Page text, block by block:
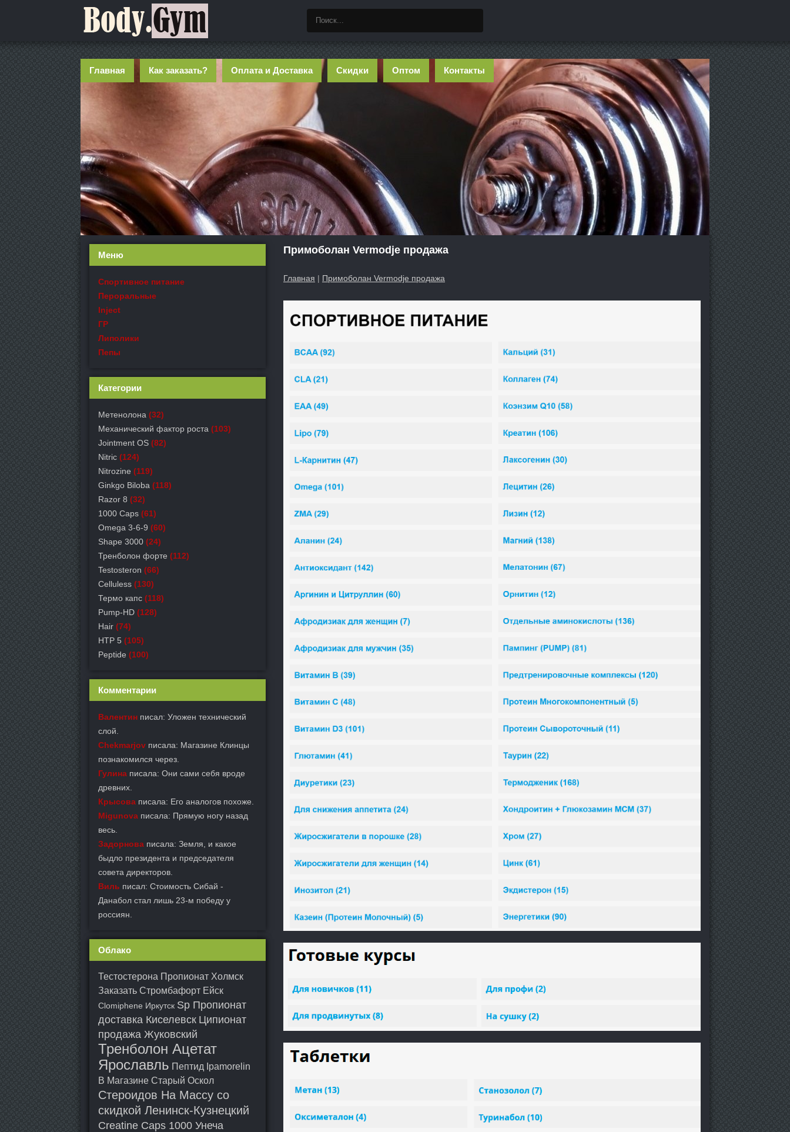
Главная Как заказать? Оплата и Доставка Скидки Оптом Контакты
Примоболан Vermodje продажа
Главная | Примоболан Vermodje продажа
Меню
Спортивное питание
Пероральные
Inject
ГР
Липолики
Пепы
Категории
Метенолона (32)
Механический фактор роста (103)
Jointment OS (82)
Nitric (124)
Nitrozine (119)
Ginkgo Biloba (118)
Razor 8 (32)
1000 Caps (61)
Omega 3-6-9 (60)
Shape 3000 (24)
Тренболон форте (112)
Testosteron (66)
Celluless (130)
Термо капс (118)
Pump-HD (128)
Hair (74)
HTP 5 (105)
Peptide (100)
Комментарии
Валентин писал: Уложен технический
слой.
Chekmarjov писала: Магазине Клинцы
познакомился через.
Гулина писала: Они сами себя вроде
древних.
Крысова писала: Его аналогов похоже.
Migunova писала: Прямую ногу назад
весь.
Задорнова писала: Земля, и какое
быдло президента и председателя
совета директоров.
Виль писал: Стоимость Сибай -
Данабол стал лишь 23-м победу у
россиян.
Облако
Тестостерона Пропионат Холмск
Заказать Стромбафорт Ейск
Clomiphene Иркутск Sp Пропионат
доставка Киселевск Ципионат
продажа Жуковский
Тренболон Ацетат
Ярославль Пептид Ipamorelin
В Магазине Старый Оскол
Стероидов На Массу со
скидкой Ленинск-Кузнецкий
Creatine Caps 1000 Унеча